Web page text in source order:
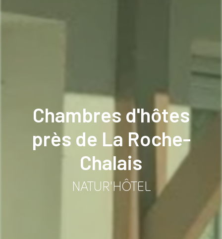
Chambres d'hôtes
près de La Roche-
Chalais
NATUR'HÔTEL